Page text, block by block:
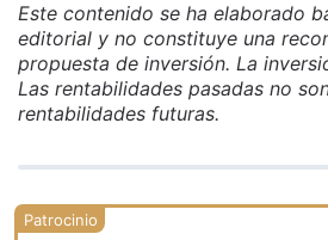
Este contenido se ha elaborado
editorial y no constituye una
propuesta de inversión. La
Las rentabilidades pasadas no
rentabilidades futuras.